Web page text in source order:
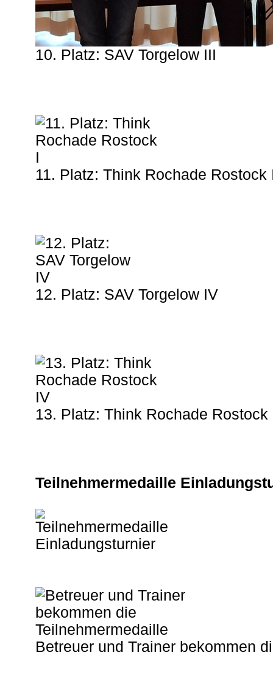
10. Platz: SAV Torgelow III
11. Platz: Think Rochade Rostock
12. Platz: SAV Torgelow IV
13. Platz: Think Rochade Rostock
Teilnehmermedaille
Betreuer und Trainer bekommen